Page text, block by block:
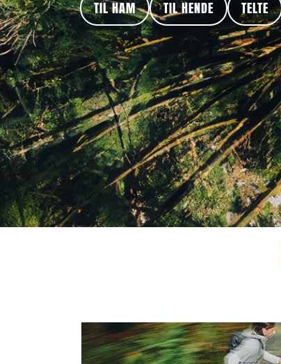
TIL HAM TIL HENDE TELTE